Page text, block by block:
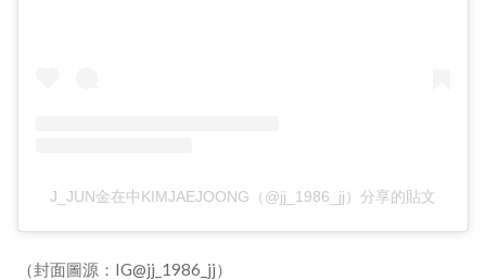
J_JUN金在中KIMJAEJOONG（@jj_1986_jj）分享的貼文
（封面圖源：IG@jj_1986_jj）